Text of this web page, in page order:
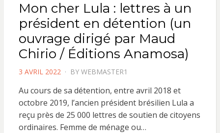
Mon cher Lula : lettres à un
président en détention (un
ouvrage dirigé par Maud
Chirio / Éditions Anamosa)
POSTED
3 AVRIL 2022 BY WEBMASTER1
Au cours de sa détention, entre avril 2018 et
octobre 2019, l’ancien président brésilien Lula a
reçu près de 25 000 lettres de soutien de citoyens
ordinaires. Femme de ménage ou…